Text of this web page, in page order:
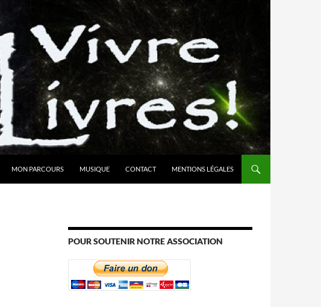
MON PARCOURS MUSIQUE CONTACT MENTIONS LÉGALES
POUR SOUTENIR NOTRE ASSOCIATION